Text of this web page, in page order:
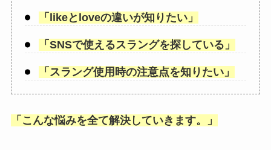
「 likeとloveの違いが知りたい」
「 SNSで使えるスラングを探している 」
「 スラング使用時の注意点を知りたい」
「 こんな悩みを全て解決していきます。 」